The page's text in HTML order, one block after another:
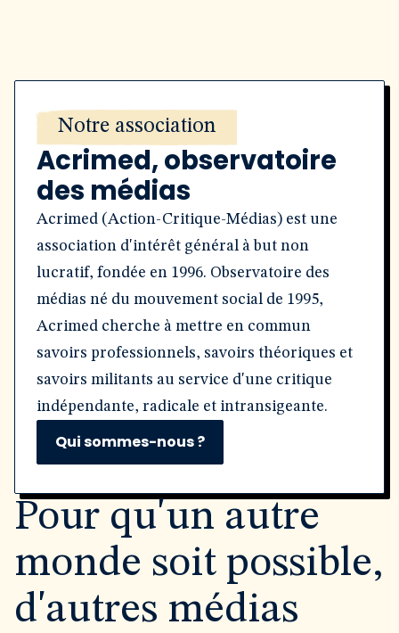
Notre association
Acrimed, observatoire
des médias
Acrimed (Action-Critique-Médias) est une
association d'intérêt général à but non
lucratif, fondée en 1996. Observatoire des
médias né du mouvement social de 1995,
Acrimed cherche à mettre en commun
savoirs professionnels, savoirs théoriques et
savoirs militants au service d'une critique
indépendante, radicale et intransigeante.
Qui sommes-nous ?
Pour qu'un autre
monde soit possible,
d'autres médias